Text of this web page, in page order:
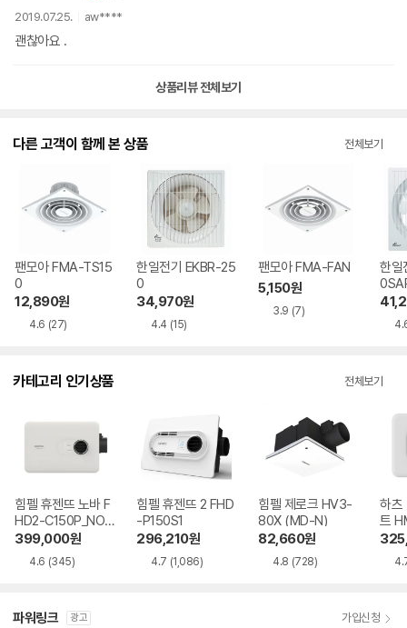
2019.07.25. aw****
괜찮아요 .
상품리뷰 전체보기
다른 고객이 함께 본 상품 전체보기
팬모아 FMA-TS15
0
12,890원
4.6 (27)
한일전기 EKBR-25
0
34,970원
4.4 (15)
팬모아 FMA-FAN
5,150원
3.9 (7)
한일
카테고리 인기상품 전체보기
힘펠 휴젠뜨 노바 F
HD2-C150P_NOV
A_T0002
399,000원
4.6 (345)
힘펠 휴젠뜨 2 FHD
-P150S1
296,210원
4.7 (1,086)
힘펠 제로크 HV3-
80X (MD-N)
82,660원
4.8 (728)
하츠
트
파워링크 광고 가입신청